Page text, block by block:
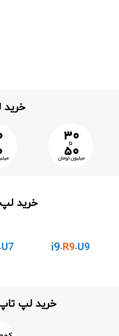
خرید
خرید لپ